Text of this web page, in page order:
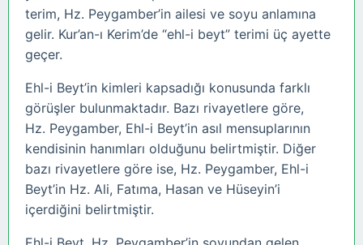
terim, Hz. Peygamber’in ailesi ve soyu anlamına
gelir. Kur’an-ı Kerim’de “ehl-i beyt” terimi üç ayette
geçer.
Ehl-i Beyt’in kimleri kapsadığı konusunda farklı
görüşler bulunmaktadır. Bazı rivayetlere göre,
Hz. Peygamber, Ehl-i Beyt’in asıl mensuplarının
kendisinin hanımları olduğunu belirtmiştir. Diğer
bazı rivayetlere göre ise, Hz. Peygamber, Ehl-i
Beyt’in Hz. Ali, Fatıma, Hasan ve Hüseyin’i
içerdiğini belirtmiştir.